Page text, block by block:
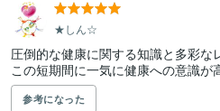
★しん☆
圧倒的な健康に関する知識と多彩な
この短期間に一気に健康への意識が
参考になった